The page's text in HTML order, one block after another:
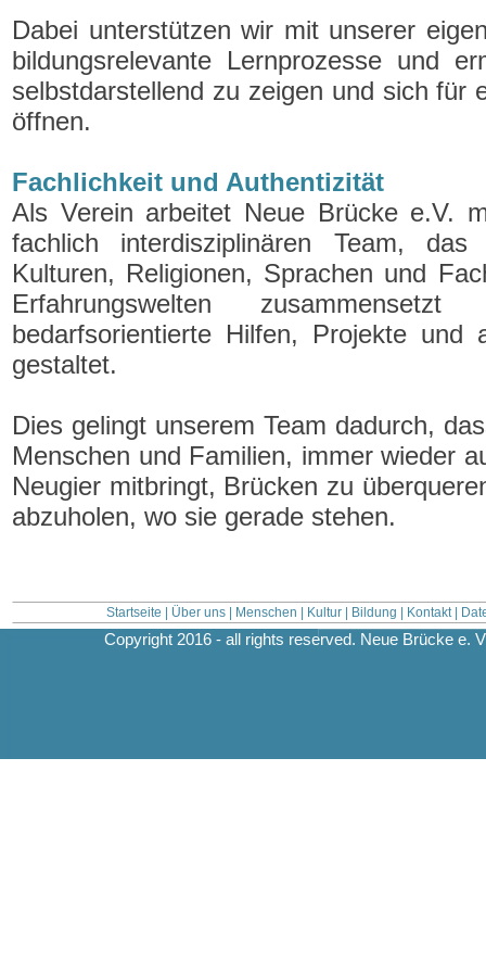
Dabei unterstützen wir mit unserer
bildungsrelevante Lernprozesse und
selbstdarstellend zu zeigen und sich für
öffnen.
Fachlichkeit und Authentizität
Als Verein arbeitet Neue Brücke e.V.
fachlich interdisziplinären Team,
Kulturen, Religionen, Sprachen und
Erfahrungswelten
bedarfsorientierte Hilfen, Projekte und
gestaltet.
Dies gelingt unserem Team dadurch,
Menschen und Familien, immer wieder
Neugier mitbringt, Brücken zu
abzuholen, wo sie gerade stehen.
Startseite Über uns| Menschen Kultur| Bildung Kontakt|
Copyright 2016 - all rights reserved. Neue Brücke